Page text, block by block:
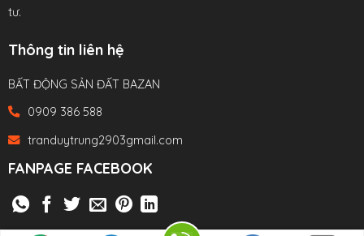
tư.
Thông tin liên hệ
BẤT ĐỘNG SẢN ĐẤT BAZAN
0909 386 588
tranduytrung2903gmail.com
FANPAGE FACEBOOK